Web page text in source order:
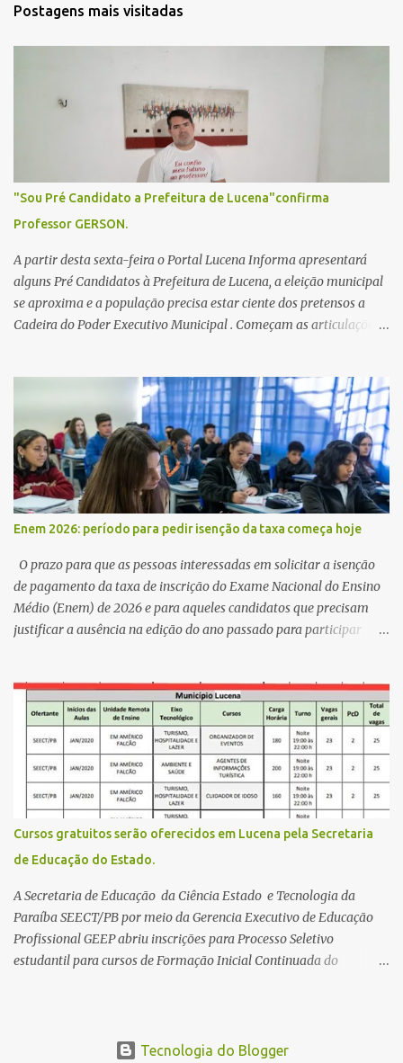
Postagens mais visitadas
"Sou Pré Candidato a Prefeitura de Lucena"confirma
Professor GERSON.
A partir desta sexta-feira o Portal Lucena Informa apresentará
alguns Pré Candidatos à Prefeitura de Lucena, a eleição municipal
se aproxima e a população precisa estar ciente dos pretensos a
Cadeira do Poder Executivo Municipal . Começam as articulações e
Bandeira Valcinete Araújo e Professor Gerson Andrade há
possibilidade de mais nomes aparecer , ficaremos no aguardo para
trazer mais informações. A primeira entrevista foi com o
inimaginável Gerson Andrade ,Professor da Rede Municipal
(efetivo), supervisor, Formado em Pedagogia e Biomedicina pela
UFPB. Leciona no Otto Illi, Gilberto Inácio, Ellinora Dornellas
,Escola Américo Falcão. Gerson nos contou que a idéia de disputar
a prefeitura veio de um sonho há 5 anos atrás, e também por
acreditar que o trabalho dos seus companheiros principalmente
da zona rural deve ser mais valorizado e que eles serão a Fortalez...
Enem 2026: período para pedir isenção da taxa começa hoje
O prazo para que as pessoas interessadas em solicitar a isenção
de pagamento da taxa de inscrição do Exame Nacional do Ensino
Médio (Enem) de 2026 e para aqueles candidatos que precisam
justificar a ausência na edição do ano passado para participar
eletrônico da Página do Participante do Enem com o login único
da plataforma de serviços digitais do governo federal, o Gov.br.
Direito de solicitar a isenção O Inep prevê a gratuidade na
inscrição do exame para os seguintes casos: · matriculados no 3º
ano do ensino médio em escola pública, em 2026; LEIA MAIS
Usina Cultural tem fim de semana com literatura, música e evento
solidário Governo da Paraíba empossa 1000 novos professores e
mais convocações devem ocorrer Volta às aulas 2026.1 da
Faculdade Três Marias marca início do semestre e matrículas
seguem abertas para novos alunos · es...
Cursos gratuitos serão oferecidos em Lucena pela Secretaria
de Educação do Estado.
A Secretaria de Educação da Ciência Estado e Tecnologia da
Paraíba SEECT/PB por meio da Gerencia Executivo de Educação
Profissional GEEP abriu inscrições para Processo Seletivo
estudantil para cursos de Formação Inicial Continuada do
novembro pelo site www.paraibatec.pb.gov.br . Em Lucena serão
Tecnologia do Blogger